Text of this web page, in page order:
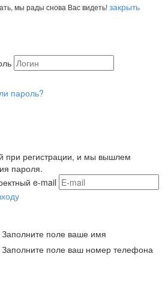
мы рады снова Вас видеть!закрыть
пароль?
при регистрации, и мы вышлем
пароля.
e-mail
Заполните поле ваше имя
Заполните поле ваш номер телефона